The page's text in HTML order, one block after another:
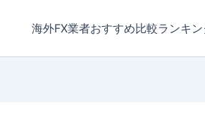
海外FX業者おすすめ比較ランキ